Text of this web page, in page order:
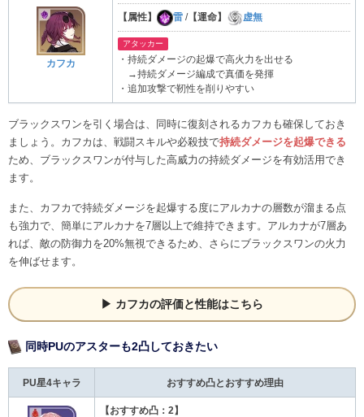
カフカ
【属性】 雷 /【運命】 虚無
アタッカー
・持続ダメージの起爆で高火力を出せる
→持続ダメージ編成で真価を発揮
・追加攻撃で靭性を削りやすい
ブラックスワンを引く場合は、同時に復刻されるカフカも確保しておき
ましょう。カフカは、戦闘スキルや必殺技で持続ダメージを起爆できる
ため、ブラックスワンが付与した高威力の持続ダメージを有効活用でき
ます。
また、カフカで持続ダメージを起爆する度にアルカナの層数が溜まる点
も強力で、簡単にアルカナを7層以上で維持できます。アルカナが7層あ
れば、敵の防御力を20%無視できるため、さらにブラックスワンの火力
を伸ばせます。
カフカの評価と性能はこちら
同時PUのアスターも2凸しておきたい
PU星4キャラ おすすめ凸とおすすめ理由
【おすすめ凸：2】